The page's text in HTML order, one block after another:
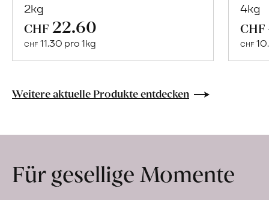
2kg
CHF 22.60
CHF 11.30 pro 1kg
Naturbelassene
Lebensmittel
Hof
erfahren
4kg
CHF
CHF
Weitere aktuelle Produkte entdecken
Für gesellige Momente